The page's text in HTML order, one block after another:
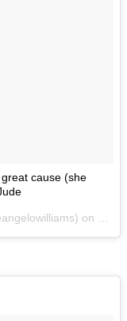
cause (she
A video posted by DeAngelo Williams (@deangelowilliams) on
Feb